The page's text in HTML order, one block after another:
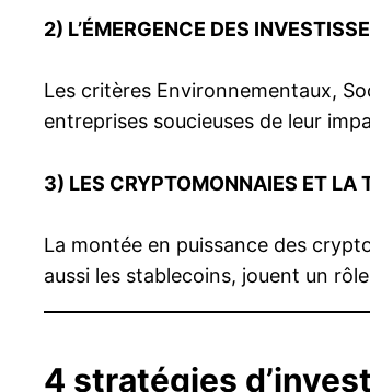
2) L’ÉMERGENCE DES
Les critères Environnementaux,
entreprises soucieuses de leur
3) LES CRYPTOMONNAIES ET LA
La montée en puissance des
aussi les stablecoins, jouent un
4 stratégies